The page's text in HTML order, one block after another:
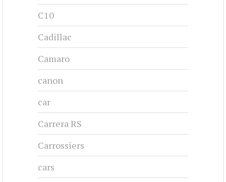
C10
Cadillac
Camaro
canon
car
Carrera RS
Carrossiers
cars